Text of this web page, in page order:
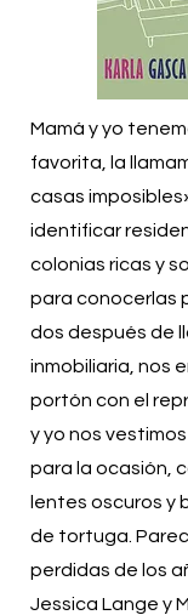
Mamá y yo
favorita, la
casas
identificar
colonias ricas y
para conocerlas
dos después de
inmobiliaria, nos
portón con el
y yo nos
para la ocasión,
lentes oscuros y
de tortuga.
perdidas de los
Jessica Lange y